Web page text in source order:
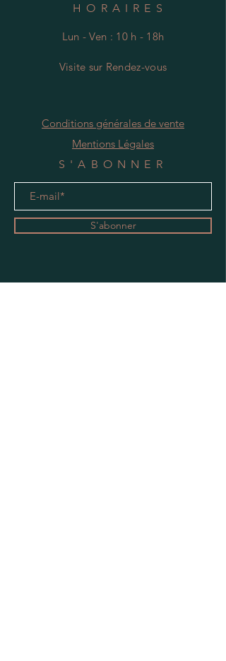
HORAIRES
Lun - Ven : 10 h - 18h
Visite sur Rendez-vous
Conditions générales de vente
Mentions Légales
S'ABONNER
S'abonner